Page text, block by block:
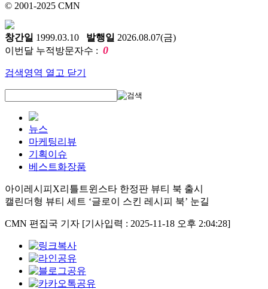
© 2001-2025 CMN
창간일 1999.03.10 발행일 2026.08.07(금)
이번달 누적방문자수 : 0
검색영역 열고 닫기
뉴스
마케팅리뷰
기획이슈
베스트화장품
아이레시피X리틀트윈스타 한정판 뷰티 북 출시
캘린더형 뷰티 세트 ‘글로이 스킨 레시피 북’ 눈길
CMN 편집국 기자 [기사입력 : 2025-11-18 오후 2:04:28]